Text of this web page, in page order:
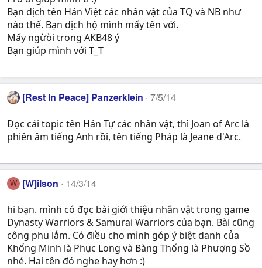
Bạn dịch tên Hán Việt các nhân vật của TQ và NB như
nào thế. Bạn dịch hộ mình mấy tên với.
Mấy ngừòi trong AKB48 ý
Bạn giúp mình với T_T
[Rest In Peace] Panzerklein 7/5/14
Đọc cái topic tên Hán Tự các nhân vật, thì Joan of Arc là
phiên âm tiếng Anh rồi, tên tiếng Pháp là Jeane d'Arc.
W [W]ilson 14/3/14
hi bạn. mình có đọc bài giới thiệu nhân vật trong game
Dynasty Warriors & Samurai Warriors của bạn. Bài cũng
công phu lắm. Có điều cho mình góp ý biệt danh của
Khổng Minh là Phục Long và Bàng Thống là Phượng Sồ
nhé. Hai tên đó nghe hay hơn :)